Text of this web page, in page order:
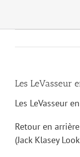
Les LeVasseur
Les LeVasseur
Retour en
(Jack Klasey